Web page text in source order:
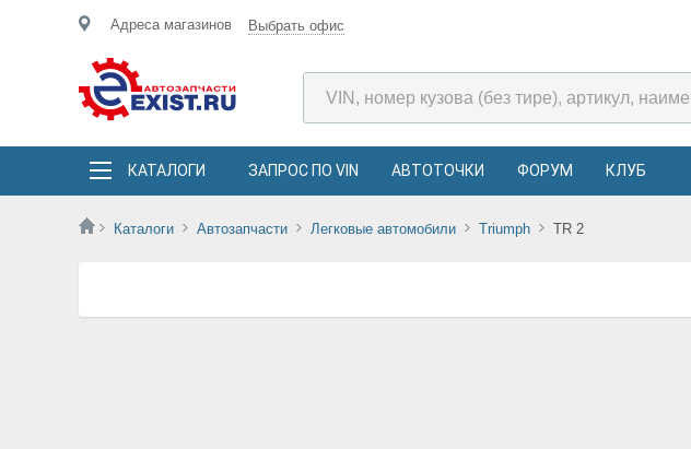
Адреса магазинов Выбрать офис
КАТАЛОГИ ЗАПРОС ПО VIN АВТОТОЧКИ ФОРУМ КЛУБ
Каталоги Автозапчасти Легковые автомобили Triumph TR 2